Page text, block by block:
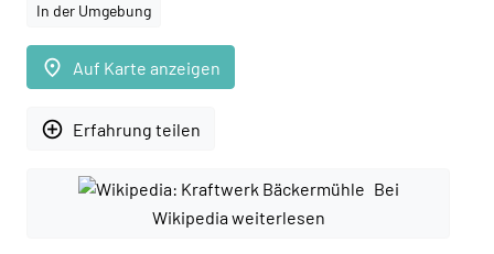
In der Umgebung
place Auf Karte anzeigen
add_circle_outline Erfahrung teilen
Bei
Wikipedia weiterlesen